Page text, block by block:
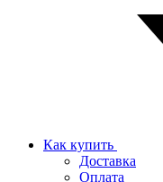
Как купить
Доставка
Оплата